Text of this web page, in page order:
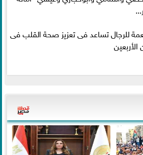
للرجال تساعد فى تعزيز صحة القلب فى